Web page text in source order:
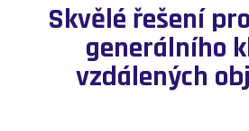
Skvělé řešení
generálního
vzdálených